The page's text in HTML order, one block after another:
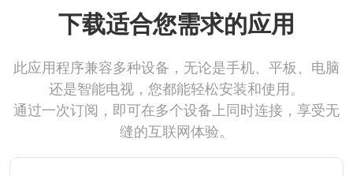
下载适合您需求的应用
此应用程序兼容多种设备，无论是手机、平板、电脑
还是智能电视，您都能轻松安装和使用。
通过一次订阅，即可在多个设备上同时连接，享受无
缝的互联网体验。